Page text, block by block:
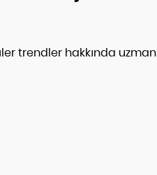
trendler hakkında uzman